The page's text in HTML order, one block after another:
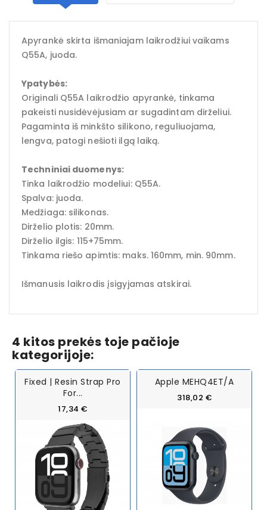
Apyrankė skirta išmaniajam laikrodžiui vaikams
Q55A, juoda.
Ypatybės:
Originali Q55A laikrodžio apyrankė, tinkama
pakeisti nusidėvėjusiam ar sugadintam dirželiui.
Pagaminta iš minkšto silikono, reguliuojama,
lengva, patogi nešioti ilgą laiką.
Techniniai duomenys:
Tinka laikrodžio modeliui: Q55A.
Spalva: juoda.
Medžiaga: silikonas.
Dirželio plotis: 20mm.
Dirželio ilgis: 115+75mm.
Tinkama riešo apimtis: maks. 160mm, min. 90mm.
Išmanusis laikrodis įsigyjamas atskirai.
4 kitos prekės toje pačioje
kategorijoje:
Fixed | Resin Strap Pro
For...
17,34 €
Apple MEHQ4ET/A
318,02 €